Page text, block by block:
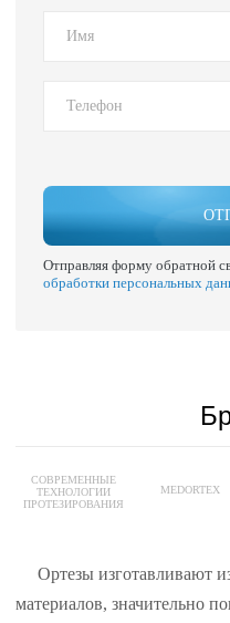
Отправляя форму обратной
обработки персональных
СОВРЕМЕННЫЕ
ТЕХНОЛОГИИ
ПРОТЕЗИРОВАНИЯ
MEDORTEX
Ортезы изготавливают
материалов, значительно